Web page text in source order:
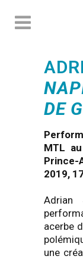
DE
MTL au
Prince-
2019,
Adrian
acerbe
une